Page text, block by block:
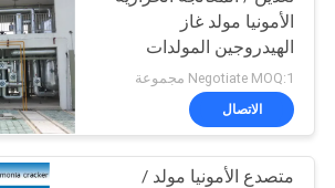
الأمونيا مولد غاز
الهيدروجين المولدات
Negotiate MOQ:1 مجموعة
الاتصال
متصدع الأمونيا مولد /